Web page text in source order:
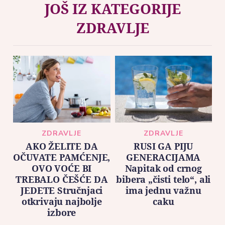
JOŠ IZ KATEGORIJE
ZDRAVLJE
ZDRAVLJE
AKO ŽELITE DA
OČUVATE PAMĆENJE,
OVO VOĆE BI
TREBALO ČEŠĆE DA
JEDETE Stručnjaci
otkrivaju najbolje
izbore
ZDRAVLJE
RUSI GA PIJU
GENERACIJAMA
Napitak od crnog
bibera „čisti telo“, ali
ima jednu važnu
caku